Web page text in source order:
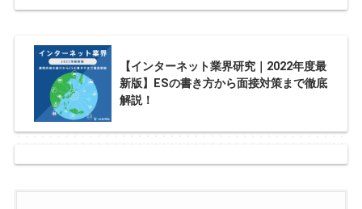
【インターネット業界研究｜2022年度最
新版】ESの書き方から面接対策まで徹底
解説！